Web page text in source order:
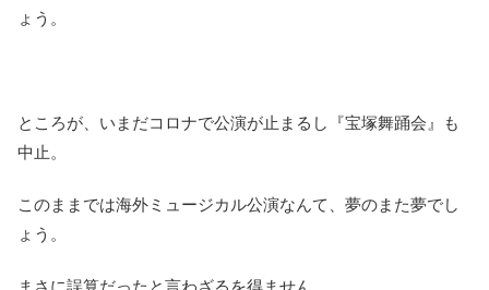
ょう。
ところが、いまだコロナで公演が止まるし『宝塚舞踊会』も
中止。
このままでは海外ミュージカル公演なんて、夢のまた夢でし
ょう。